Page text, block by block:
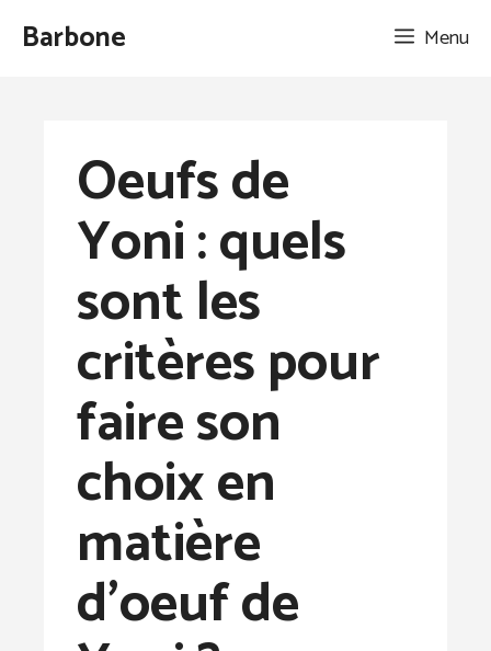
AllerBarbone Menu
Oeufs de
Yoni : quels
sont les
critères pour
faire son
choix en
matière
d’oeuf de